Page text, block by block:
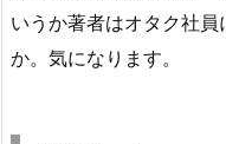
いうか著者はオタク社
か。気になります。